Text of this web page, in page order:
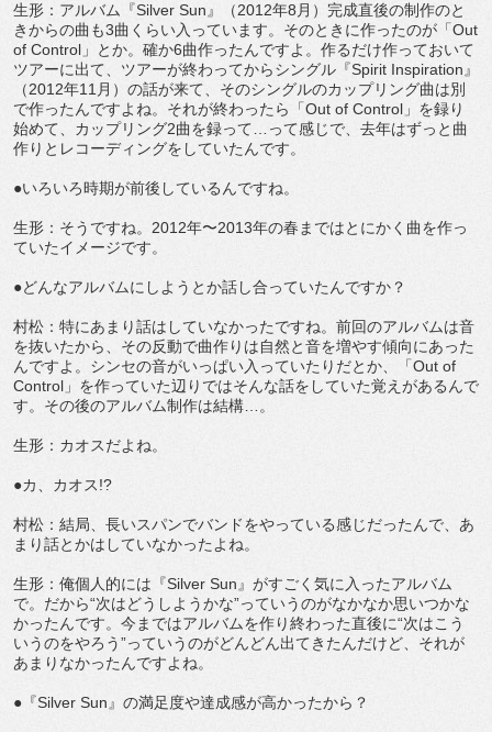
生形：アルバム『Silver Sun』（2012年8月）完成直後の制作のと
きからの曲も3曲くらい入っています。そのときに作ったのが「Out
of Control」とか。確か6曲作ったんですよ。作るだけ作っておいて
ツアーに出て、ツアーが終わってからシングル『Spirit Inspiration』
（2012年11月）の話が来て、そのシングルのカップリング曲は別
で作ったんですよね。それが終わったら「Out of Control」を録り
始めて、カップリング2曲を録って…って感じで、去年はずっと曲
作りとレコーディングをしていたんです。
●いろいろ時期が前後しているんですね。
生形：そうですね。2012年〜2013年の春まではとにかく曲を作っ
ていたイメージです。
●どんなアルバムにしようとか話し合っていたんですか？
村松：特にあまり話はしていなかったですね。前回のアルバムは音
を抜いたから、その反動で曲作りは自然と音を増やす傾向にあった
んですよ。シンセの音がいっぱい入っていたりだとか、「Out of
Control」を作っていた辺りではそんな話をしていた覚えがあるんで
す。その後のアルバム制作は結構…。
生形：カオスだよね。
●カ、カオス!?
村松：結局、長いスパンでバンドをやっている感じだったんで、あ
まり話とかはしていなかったよね。
生形：俺個人的には『Silver Sun』がすごく気に入ったアルバム
で。だから“次はどうしようかな”っていうのがなかなか思いつかな
かったんです。今まではアルバムを作り終わった直後に“次はこう
いうのをやろう”っていうのがどんどん出てきたんだけど、それが
あまりなかったんですよね。
●『Silver Sun』の満足度や達成感が高かったから？